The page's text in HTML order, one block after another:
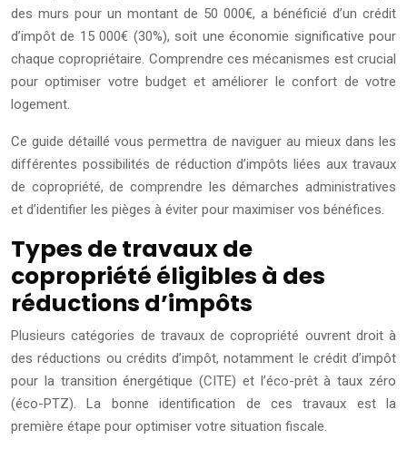
des murs pour un montant de 50 000€, a bénéficié d’un crédit
d’impôt de 15 000€ (30%), soit une économie significative pour
chaque copropriétaire. Comprendre ces mécanismes est crucial
pour optimiser votre budget et améliorer le confort de votre
logement.
Ce guide détaillé vous permettra de naviguer au mieux dans les
différentes possibilités de réduction d’impôts liées aux travaux
de copropriété, de comprendre les démarches administratives
et d’identifier les pièges à éviter pour maximiser vos bénéfices.
Types de travaux de
copropriété éligibles à des
réductions d’impôts
Plusieurs catégories de travaux de copropriété ouvrent droit à
des réductions ou crédits d’impôt, notamment le crédit d’impôt
pour la transition énergétique (CITE) et l’éco-prêt à taux zéro
(éco-PTZ). La bonne identification de ces travaux est la
première étape pour optimiser votre situation fiscale.